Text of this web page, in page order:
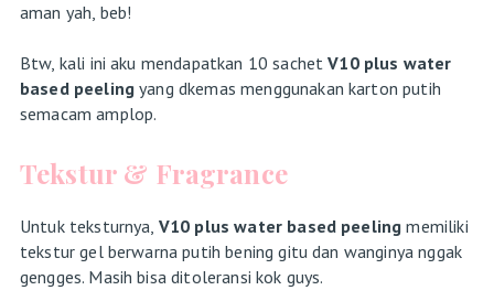
aman yah, beb!
Btw, kali ini aku mendapatkan 10 sachetV10 plus water
based peelingyang dkemas menggunakan karton putih
semacam amplop.
Tekstur & Fragrance
Untuk teksturnya, V10 plus water based peelingmemiliki
tekstur gel berwarna putih bening gitu dan wanginya nggak
gengges. Masih bisa ditoleransi kok guys.